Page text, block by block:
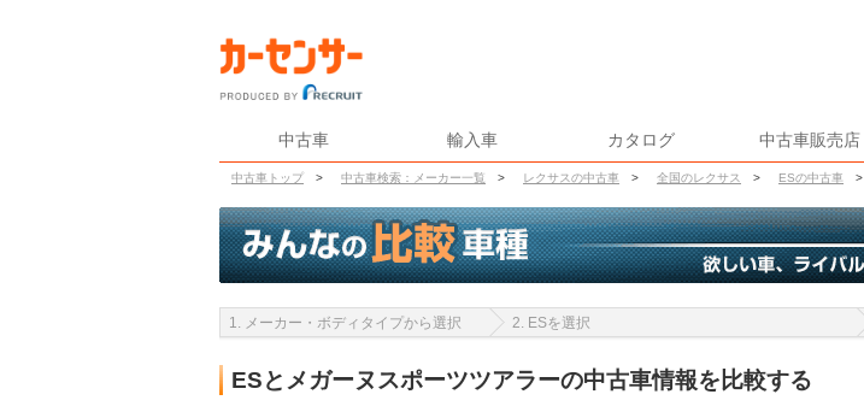
中古車 輸入車 カタログ 中古車販売店
中古車トップ > 中古車検索：メーカー一覧 > レクサスの中古車 > 全国のレクサス > ESの中古車 >
1. メーカー・ボディタイプから選択 2. ESを選択
ESとメガーヌスポーツツアラーの中古車情報を比較する